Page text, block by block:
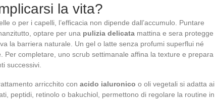
la vita?
o per i capelli, l’efficacia non dipende dall’accumulo. Puntare
optare per una pulizia delicata mattina e sera protegge
la barriera naturale. Un gel o latte senza profumi superflui né
Per completare, uno scrub settimanale affina la texture e prepara
successivi.
arricchito con acido ialuronico o oli vegetali si adatta ai
peptidi, retinolo o bakuchiol, permettono di regolare la routine in